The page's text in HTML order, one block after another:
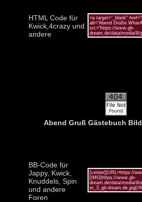
HTML Code für
Kwick,4crazy und
andere
Abend Gruß Gästebuch Bild
BB-Code für
Jappy, Kwick,
Knuddels, Spin
und andere
Foren